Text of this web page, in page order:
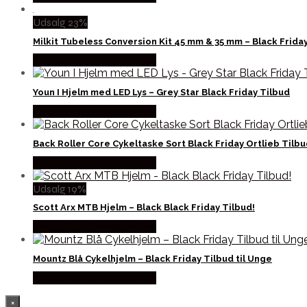
Udsalg 23%
Milkit Tubeless Conversion Kit 45 mm & 35 mm – Black
Youn I Hjelm med LED Lys – Grey Star Black Friday Tilbud
Back Roller Core Cykeltaske Sort Black Friday Ortlieb
Udsalg 19%
Scott Arx MTB Hjelm – Black Black Friday Tilbud!
Mountz Blå Cykelhjelm – Black Friday Tilbud til Unge
×